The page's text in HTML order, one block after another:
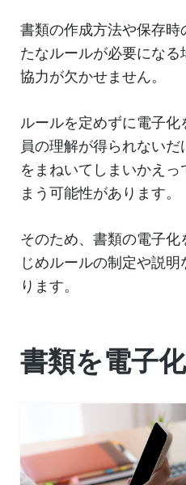
書類の作成方法や保存
たなルールが必要にな
協力が欠かせません。
ルールを定めずに電子
員の理解が得られない
をまねいてしまいかえ
まう可能性があります。
そのため、書類の電子
じめルールの制定や説
ります。
書類を電子